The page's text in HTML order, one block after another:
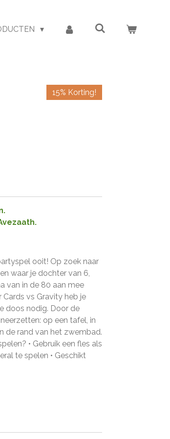
15% Korting!
ooit! Op zoek naar
waar je dochter van 6,
van in de 80 aan mee
vs Gravity heb je
doos nodig. Door de
op een tafel, in
de rand van het zwembad.
• Gebruik een fles als
te spelen • Geschikt